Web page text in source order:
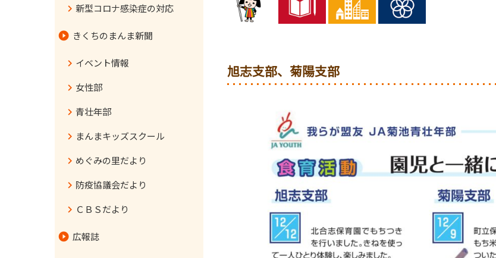
旭志支部、菊陽支部
新型コロナ感染症の対応
きくちのまんま新聞
イベント情報
女性部
青壮年部
まんまキッズスクール
めぐみの里だより
防疫協議会だより
ＣＢＳだより
広報誌